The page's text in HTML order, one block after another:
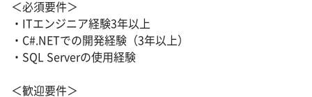
＜必須要件＞
・ITエンジニア経験3年以上
・C#.NETでの開発経験（3年以上）
・SQL Serverの使用経験
＜歓迎要件＞